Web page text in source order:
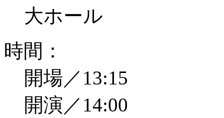
大ホール
時間：
開場／13:15
開演／14:00